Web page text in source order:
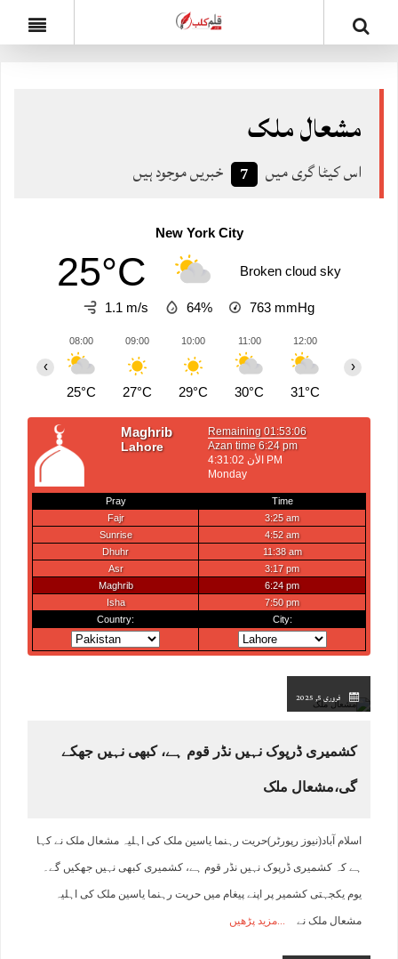
مشعال ملک
اس کیٹا گری میں 7 خبریں موجود ہیں
New York City
25°C Broken cloud sky
1.1 m/s 64% 763 mmHg
08:00
25°C
09:00
27°C
10:00
29°C
11:00
30°C
12:00
31°C
‹ ›
فروری 5, 2025
کشمیری ڈرپوک نہیں نڈر قوم ہے، کبھی نہیں جھکے
گی،مشعال ملک
اسلام آباد(نیوز رپورٹر)حریت رہنما یاسین ملک کی اہلیہ مشعال ملک نے کہا
ہے کہ کشمیری ڈرپوک نہیں نڈر قوم ہے، کشمیری کبھی نہیں جھکیں گے۔
یوم یکجہتی کشمیر پر اپنے پیغام میں حریت رہنما یاسین ملک کی اہلیہ
مشعال ملک نے مزید پڑھیں